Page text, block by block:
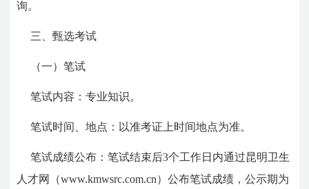
询。
三、甄选考试
（一）笔试
笔试内容：专业知识。
笔试时间、地点：以准考证上时间地点为准。
笔试成绩公布：笔试结束后3个工作日内通过昆明卫生
人才网（www.kmwsrc.com.cn）公布笔试成绩，公示期为